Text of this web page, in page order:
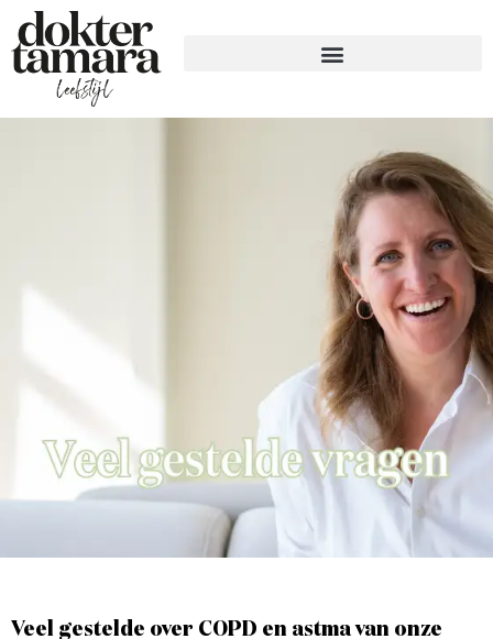
Veel gestelde over COPD en astma van onze